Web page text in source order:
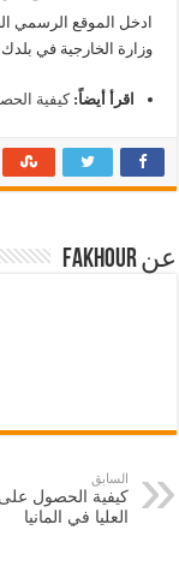
ادخل الموقع الرسمي
وزارة الخارجية في
اقرأ أيضاً: كيفية
عن Fakhour
السابق
كيفية الحصول
العليا في المانيا